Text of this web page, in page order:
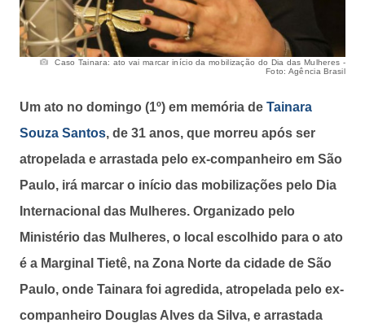
Caso Tainara: ato vai marcar início da mobilização do Dia das Mulheres -
Foto: Agência Brasil
Um ato no domingo (1º) em memória de Tainara
Souza Santos, de 31 anos, que morreu após ser
atropelada e arrastada pelo ex-companheiro em São
Paulo, irá marcar o início das mobilizações pelo Dia
Internacional das Mulheres. Organizado pelo
Ministério das Mulheres, o local escolhido para o ato
é a Marginal Tietê, na Zona Norte da cidade de São
Paulo, onde Tainara foi agredida, atropelada pelo ex-
companheiro Douglas Alves da Silva, e arrastada